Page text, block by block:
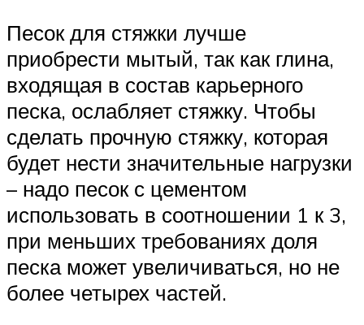
Песок для стяжки лучше
приобрести мытый, так как глина,
входящая в состав карьерного
песка, ослабляет стяжку. Чтобы
сделать прочную стяжку, которая
будет нести значительные нагрузки
– надо песок с цементом
использовать в соотношении 1 к 3,
при меньших требованиях доля
песка может увеличиваться, но не
более четырех частей.